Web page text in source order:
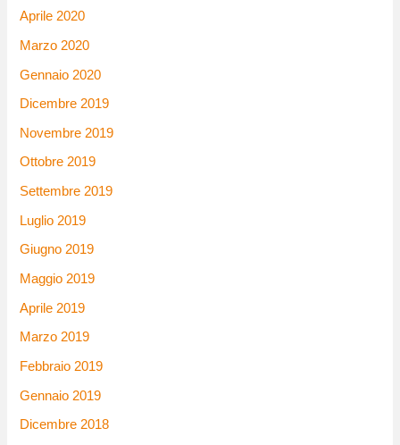
Aprile 2020
Marzo 2020
Gennaio 2020
Dicembre 2019
Novembre 2019
Ottobre 2019
Settembre 2019
Luglio 2019
Giugno 2019
Maggio 2019
Aprile 2019
Marzo 2019
Febbraio 2019
Gennaio 2019
Dicembre 2018